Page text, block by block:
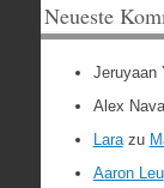
Neueste
Jeruyaan
Alex Nava
Larazu
Aaron Leu